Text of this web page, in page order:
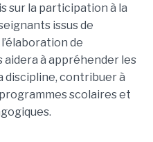
sur la participation à la
issus de
de
à appréhender les
discipline, contribuer à
scolaires et